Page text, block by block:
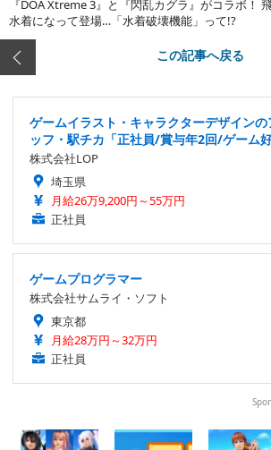
『DOA Xtreme 3』と『閃乱カグラ』がコラボ！
水着になって登場…「水着破壊機能」って!?
この記事へ戻る
ゲームイラスト・キャラクターデザイン
ッフ・駅チカ「正社員/賞与年2回/ゲーム好
株式会社LOP
埼玉県
月給26万9,200円～55万円
正社員
ゲームプログラマー
株式会社サムライ・ソフト
東京都
月給28万円～32万円
正社員